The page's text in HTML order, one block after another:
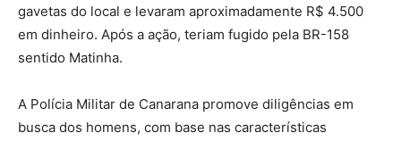
gavetas do local e levaram aproximadamente R$ 4.500
em dinheiro. Após a ação, teriam fugido pela BR-158
sentido Matinha.
A Polícia Militar de Canarana promove diligências em
busca dos homens, com base nas características